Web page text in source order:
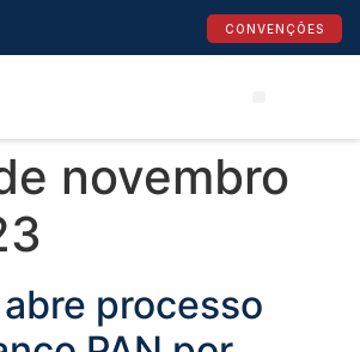
CONVENÇÕES
novembro
processo